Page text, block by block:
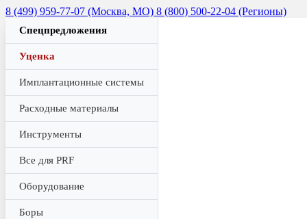
8 (499) 959-77-07 (Москва, МО) 8 (800) 500-22-04 (Регионы)
Спецпредложения
Уценка
Имплантационные системы
Расходные материалы
Инструменты
Все для PRF
Оборудование
Боры